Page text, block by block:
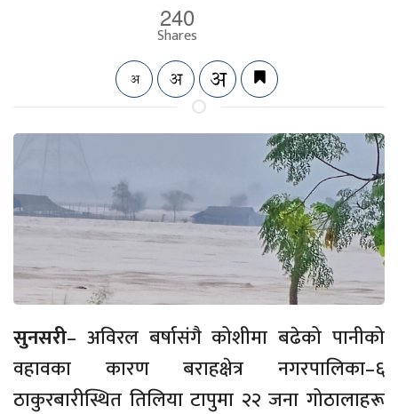
240
Shares
सुनसरी– अविरल बर्षासंगैकोशीमा बढेको पानीको
वहावका कारणबराहक्षेत्रनगरपालिका–६
ठाकुरबारीस्थित तिलियाटापुमा २२ जनागोठालाहरू